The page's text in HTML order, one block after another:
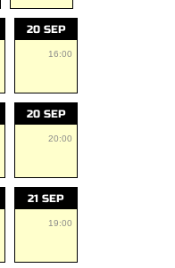
20 SEP
16:00
20 SEP
20:00
21 SEP
19:00